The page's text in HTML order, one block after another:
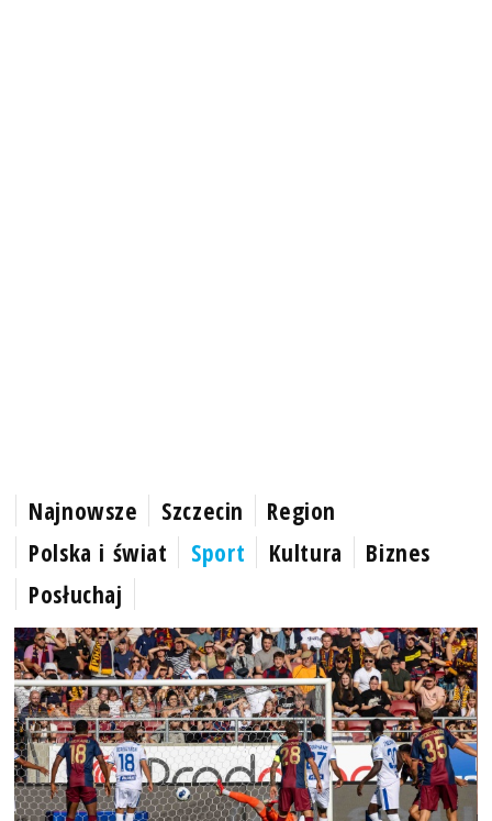
Najnowsze Szczecin
Region
Polska i świat
Sport Kultura
Biznes
Posłuchaj